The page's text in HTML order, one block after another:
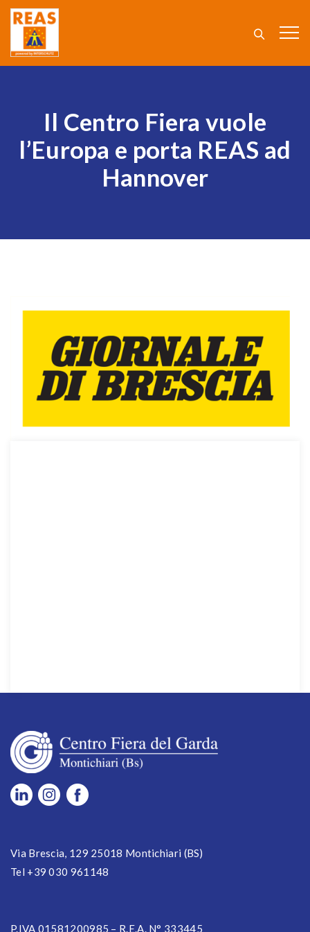
Il Centro Fiera vuole
l’Europa e porta REAS ad
Hannover
Via Brescia, 129 25018 Montichiari (BS)
Tel +39 030 961148
P.IVA 01581200985 – R.E.A. N° 333445